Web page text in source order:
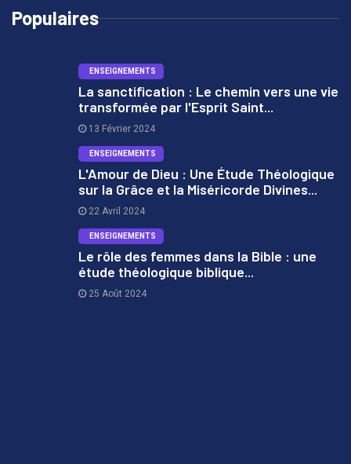
Populaires
ENSEIGNEMENTS
La sanctification : Le chemin vers une vie
transformée par l'Esprit Saint...
13 Février 2024
ENSEIGNEMENTS
L'Amour de Dieu : Une Étude Théologique
sur la Grâce et la Miséricorde Divines...
22 Avril 2024
ENSEIGNEMENTS
Le rôle des femmes dans la Bible : une
étude théologique biblique...
25 Août 2024